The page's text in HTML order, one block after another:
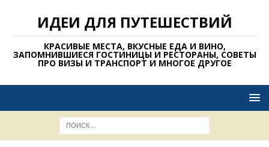
ИДЕИ ДЛЯ ПУТЕШЕСТВИЙ
КРАСИВЫЕ МЕСТА, ВКУСНЫЕ ЕДА И ВИНО,
ЗАПОМНИВШИЕСЯ ГОСТИНИЦЫ И РЕСТОРАНЫ, СОВЕТЫ
ПРО ВИЗЫ И ТРАНСПОРТ И МНОГОЕ ДРУГОЕ